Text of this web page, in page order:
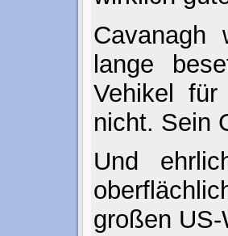
Cavanagh
lange
Vehikel
nicht. Sein
Und
großen